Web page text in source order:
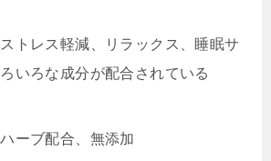
トレス軽減、リラックス、睡眠サ
いろな成分が配合されている
ーブ配合、無添加